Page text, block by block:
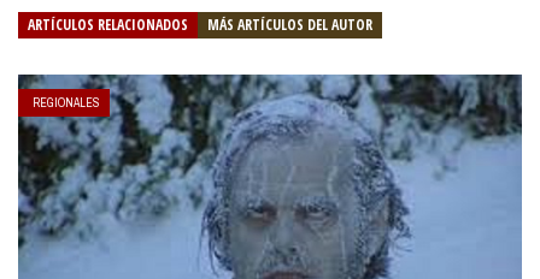
ARTÍCULOS RELACIONADOS MÁS ARTÍCULOS DEL AUTOR
REGIONALES